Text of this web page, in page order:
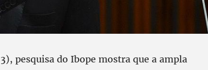
pesquisa do Ibope mostra que a ampla